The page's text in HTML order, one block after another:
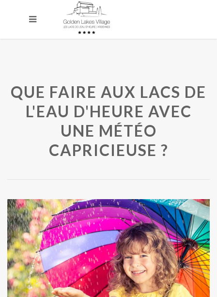
QUE FAIRE AUX LACS DE
L'EAU D'HEURE AVEC
UNE MÉTÉO
CAPRICIEUSE ?